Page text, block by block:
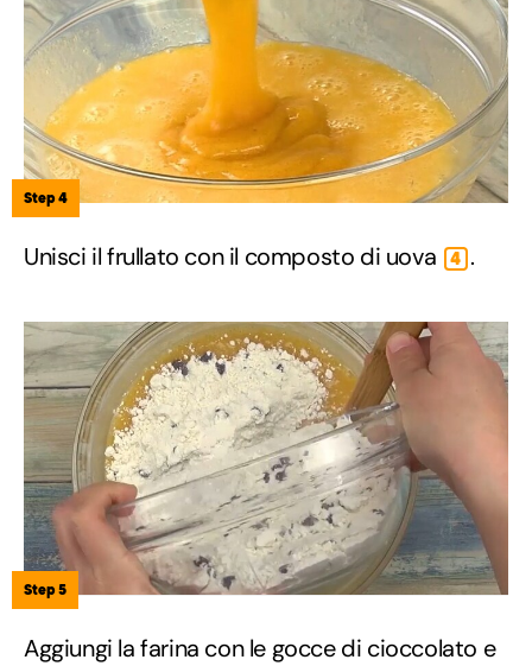
Step 4
Unisci il frullato con il composto di uova 4 .
Step 5
Aggiungi la farina con le gocce di cioccolato e